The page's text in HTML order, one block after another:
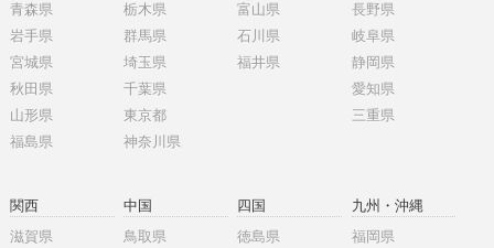
青森県
岩手県
宮城県
秋田県
山形県
福島県
栃木県
群馬県
埼玉県
千葉県
東京都
神奈川県
富山県
石川県
福井県
長野県
岐阜県
静岡県
愛知県
三重県
関西
滋賀県
中国
鳥取県
四国
徳島県
九州・沖縄
福岡県